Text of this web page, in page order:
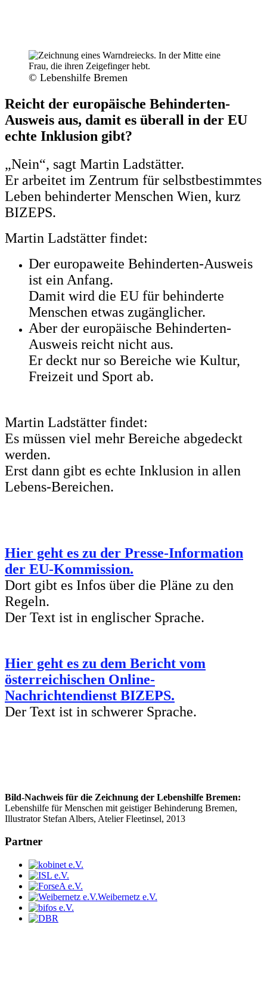
© Lebenshilfe Bremen
Reicht der europäische Behinderten-
Ausweis aus, damit es überall in der EU
echte Inklusion gibt?
„Nein“, sagt Martin Ladstätter.
Er arbeitet im Zentrum für selbstbestimmtes
Leben behinderter Menschen Wien, kurz
BIZEPS.
Martin Ladstätter findet:
Der europaweite Behinderten-Ausweis
ist ein Anfang.
Damit wird die EU für behinderte
Menschen etwas zugänglicher.
Aber der europäische Behinderten-
Ausweis reicht nicht aus.
Er deckt nur so Bereiche wie Kultur,
Freizeit und Sport ab.
Martin Ladstätter findet:
Es müssen viel mehr Bereiche abgedeckt
werden.
Erst dann gibt es echte Inklusion in allen
Lebens-Bereichen.
Hier geht es zu der Presse-Information
der EU-Kommission.
Dort gibt es Infos über die Pläne zu den
Regeln.
Der Text ist in englischer Sprache.
Hier geht es zu dem Bericht vom
österreichischen Online-
Nachrichtendienst BIZEPS.
Der Text ist in schwerer Sprache.
Bild-Nachweis für die Zeichnung der Lebenshilfe Bremen:
Lebenshilfe für Menschen mit geistiger Behinderung Bremen,
Illustrator Stefan Albers, Atelier Fleetinsel, 2013
Partner
Weibernetz e.V.